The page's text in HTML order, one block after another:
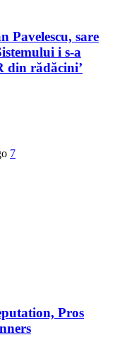
Pavelescu, sare
i s-a
din rădăcini’
7
Pros